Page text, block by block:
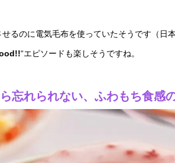
るのに電気毛布を使っていたそうです（日
“エピソードも楽しそうですね。
忘れられない、ふわもち食感